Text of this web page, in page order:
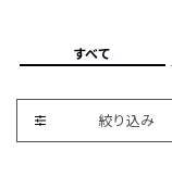
すべて
絞り込み